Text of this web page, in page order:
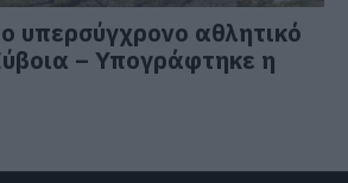
υπερσύγχρονο αθλητικό
– Υπογράφτηκε η